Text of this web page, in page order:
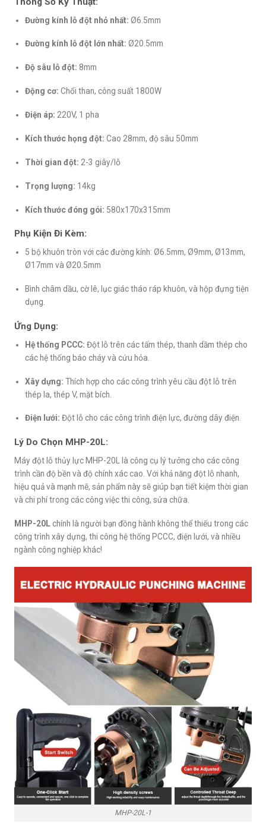
Đường kính lỗ đột nhỏ nhất: Ø6.5mm
Đường kính lỗ đột lớn nhất: Ø20.5mm
Độ sâu lỗ đột: 8mm
Động cơ: Chổi than, công suất 1800W
Điện áp: 220V, 1 pha
Kích thước họng đột: Cao 28mm, độ sâu 50mm
Thời gian đột: 2-3 giây/lỗ
Trọng lượng: 14kg
Kích thước đóng gói: 580x170x315mm
Phụ Kiện Đi Kèm:
5 bộ khuôn tròn với các đường kính: Ø6.5mm, Ø9mm, Ø13mm,
Ø17mm và Ø20.5mm
Bình châm dầu, cờ lê, lục giác tháo ráp khuôn, và hộp đựng tiện
dụng.
Ứng Dụng:
Hệ thống PCCC: Đột lỗ trên các tấm thép, thanh dầm thép cho
các hệ thống báo cháy và cứu hỏa.
Xây dựng: Thích hợp cho các công trình yêu cầu đột lỗ trên
thép la, thép V, mặt bích.
Điện lưới: Đột lỗ cho các công trình điện lực, đường dây điện.
Lý Do Chọn MHP-20L:
Máy đột lỗ thủy lực MHP-20L là công cụ lý tưởng cho các công
trình cần độ bền và độ chính xác cao. Với khả năng đột lỗ nhanh,
hiệu quả và mạnh mẽ, sản phẩm này sẽ giúp bạn tiết kiệm thời gian
và chi phí trong các công việc thi công, sửa chữa.
MHP-20L chính là người bạn đồng hành không thể thiếu trong các
công trình xây dựng, thi công hệ thống PCCC, điện lưới, và nhiều
ngành công nghiệp khác!
MHP-20L-1